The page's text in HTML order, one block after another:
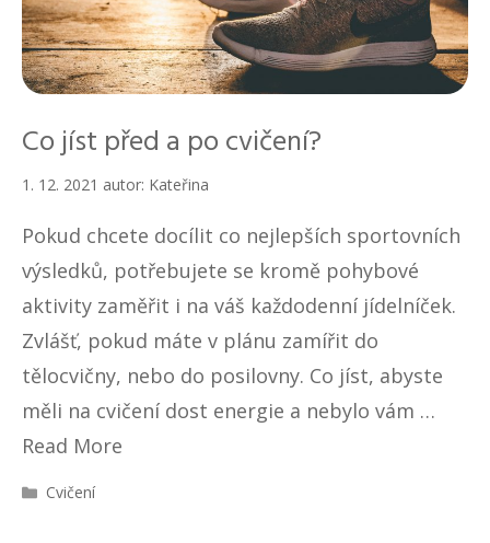
Co jíst před a po cvičení?
1. 12. 2021 autor: Kateřina
Pokud chcete docílit co nejlepších sportovních
výsledků, potřebujete se kromě pohybové
aktivity zaměřit i na váš každodenní jídelníček.
Zvlášť, pokud máte v plánu zamířit do
tělocvičny, nebo do posilovny. Co jíst, abyste
měli na cvičení dost energie a nebylo vám …
Read More
R
Cvičení